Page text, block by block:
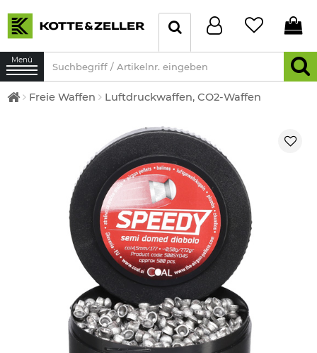
Menü
Freie Waffen Luftdruckwaffen, CO2-Waffen